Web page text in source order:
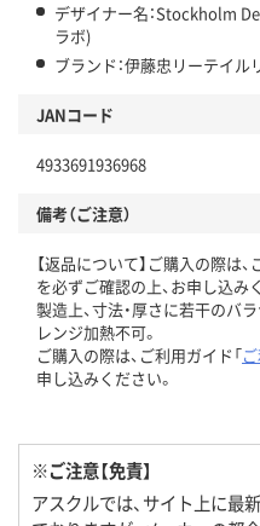
デザイナー名：Stockholm
ラボ)
ブランド：伊藤忠リーテイル
JANコード
4933691936968
備考（ご注意）
【返品について】ご購入の際は
を必ずご確認の上、お申し込み
製造上、寸法・厚さに若干のバ
レンジ加熱不可。
ご購入の際は、ご利用ガイド「
申し込みください。
※ご注意【免責】
アスクルでは、サイト上に最